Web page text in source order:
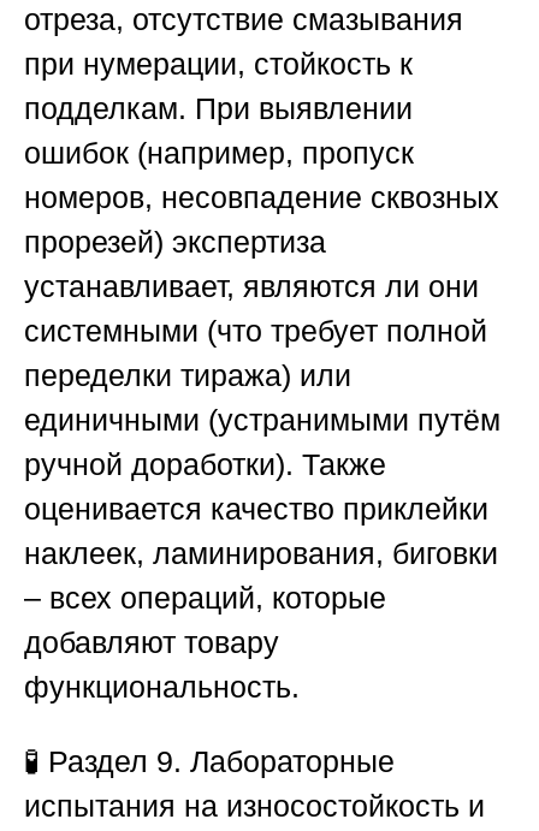
отреза, отсутствие смазывания
при нумерации, стойкость к
подделкам. При выявлении
ошибок (например, пропуск
номеров, несовпадение сквозных
прорезей) экспертиза
устанавливает, являются ли они
системными (что требует полной
переделки тиража) или
единичными (устранимыми путём
ручной доработки). Также
оценивается качество приклейки
наклеек, ламинирования, биговки
– всех операций, которые
добавляют товару
функциональность.
🧪 Раздел 9. Лабораторные
испытания на износостойкость и